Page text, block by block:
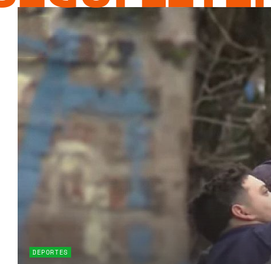
DEPORTES